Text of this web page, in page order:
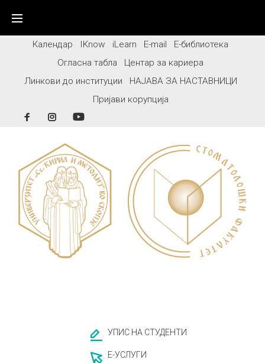
contentКалендар IKnow iLearn E-mail
Е-библиотека
Огласна табла
Центар за кариера
Линкови до институции
НАЈАВА ЗА НАСТАВНИЦИ
Пријави корупција
FacebookInstagram
УПИС НА СТУДЕНТИ
Е-УСЛУГИ